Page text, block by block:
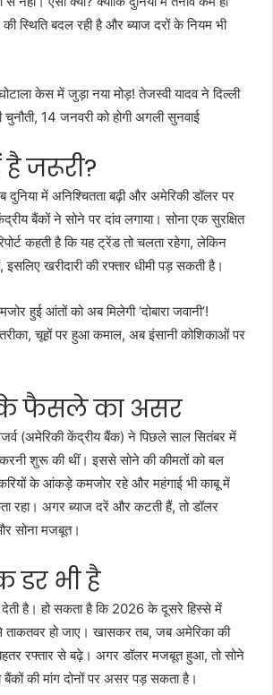
स्थिति बदल रही है और ब्याज दरों के नियम भी
केस में जुड़ा नया मोड़! तेजस्वी यादव ने दिल्ली
चुनौती, 14 जनवरी को होगी अगली सुनवाई
जरूरी?
में अनिश्चितता बढ़ी और अमेरिकी डॉलर पर
बैंकों ने सोने पर दांव लगाया। सोना एक सुरक्षित
कहती है कि यह ट्रेंड तो चलता रहेगा, लेकिन
खरीदारी की रफ्तार धीमी पड़ सकती है।
हुई आंतों को अब मिलेगी ‘दोबारा जवानी’!
तरीका, चूहों पर हुआ कमाल, अब इंसानी कोशिकाओं पर
के फैसले का असर
(अमेरिकी केंद्रीय बैंक) ने पिछले साल सितंबर में
शुरू की थीं। इससे सोने की कीमतों को बल
के आंकड़े कमजोर रहे और महंगाई भी काबू में
रहा। अगर ब्याज दरें और कटती हैं, तो डॉलर
सोना मजबूत।
भी है
देती है। हो सकता है कि 2026 के दूसरे हिस्से में
ताकतवर हो जाए। खासकर तब, जब अमेरिका की
रफ्तार से बढ़े। अगर डॉलर मजबूत हुआ, तो सोने
की मांग दोनों पर असर पड़ सकता है।